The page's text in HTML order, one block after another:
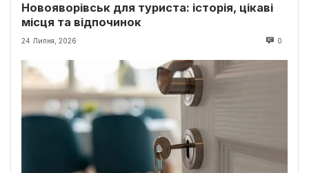
Новояворівськ для туриста: історія, цікаві
місця та відпочинок
24 Липня, 2026 0